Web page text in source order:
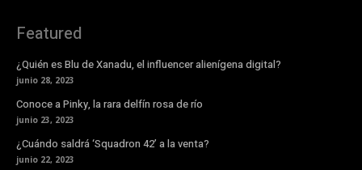
Featured
¿Quién es Blu de Xanadu, el influencer alienígena digital?
junio 28, 2023
Conoce a Pinky, la rara delfín rosa de río
junio 23, 2023
¿Cuándo saldrá ‘Squadron 42’ a la venta?
junio 22, 2023